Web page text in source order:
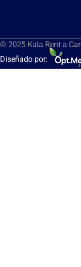
© 2025 Kala Rent a Car
Diseñado por: